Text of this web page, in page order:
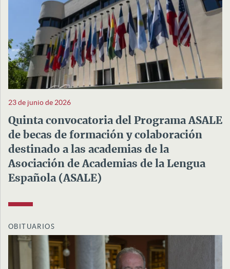
23 de junio de 2026
Quinta convocatoria del Programa ASALE
de becas de formación y colaboración
destinado a las academias de la
Asociación de Academias de la Lengua
Española (ASALE)
OBITUARIOS